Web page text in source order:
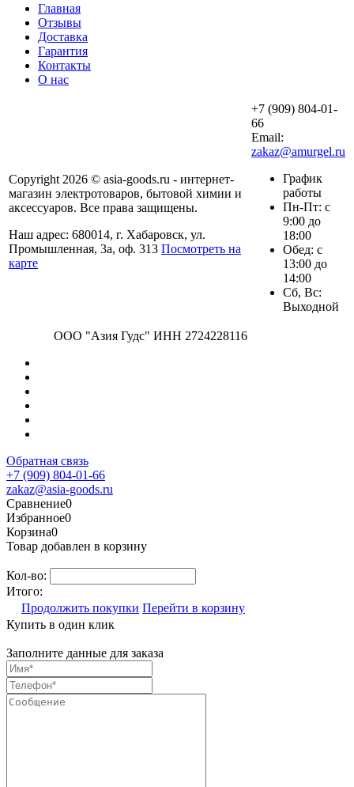
Главная
Отзывы
Доставка
Гарантия
Контакты
О нас
Copyright 2026 © asia-goods.ru - интернет-
магазин электротоваров, бытовой химии и
аксессуаров. Все права защищены.
Наш адрес: 680014, г. Хабаровск, ул.
Промышленная, 3а, оф. 313 Посмотреть на
карте
+7 (909) 804-01-
66
Email:
zakaz@amurgel.ru
График
работы
Пн-Пт: с
9:00 до
18:00
Обед: с
13:00 до
14:00
Сб, Вс:
Выходной
ООО "Азия Гудс" ИНН 2724228116
Обратная связь
+7 (909) 804-01-66
zakaz@asia-goods.ru
Сравнение0
Избранное0
Корзина0
Товар добавлен в корзину
Кол-во:
Итого:
Продолжить покупки Перейти в корзину
Купить в один клик
Заполните данные для заказа